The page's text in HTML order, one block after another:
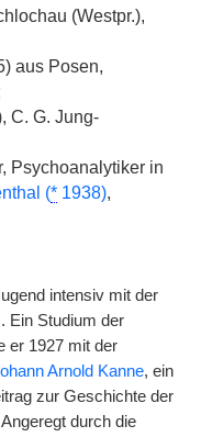
(Westpr.),
aus Posen,
C. G. Jung-
Psychoanalytiker in
(* 1938),
intensiv mit der
Ein Studium der
er 1927 mit der
Arnold Kanne, ein
zur Geschichte der
durch die